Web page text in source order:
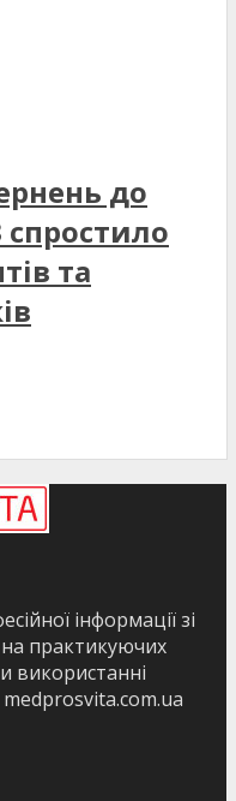
до
та
інформації зі
практикуючих
використанні
medprosvita.com.ua